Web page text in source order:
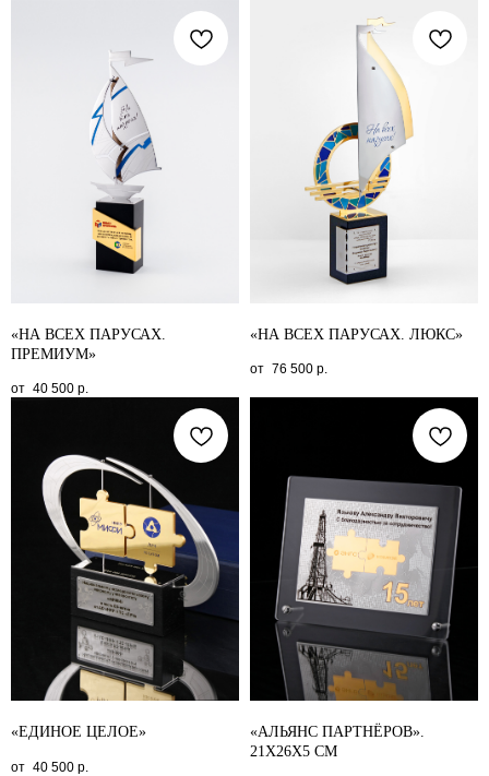
«НА ВСЕХ ПАРУСАХ.
ПРЕМИУМ»
40 500 р.
«НА ВСЕХ ПАРУСАХ. ЛЮКС»
76 500 р.
«ЕДИНОЕ ЦЕЛОЕ»
40 500 р.
«АЛЬЯНС ПАРТНЁРОВ».
21X26X5 СМ